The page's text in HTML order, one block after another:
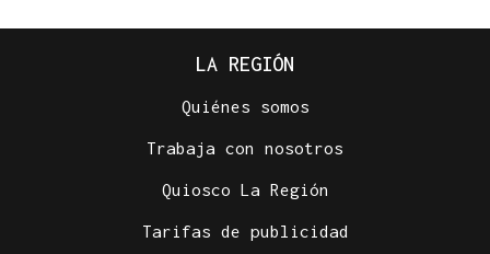
LA REGIÓN
Quiénes somos
Trabaja con nosotros
Quiosco La Región
Tarifas de publicidad